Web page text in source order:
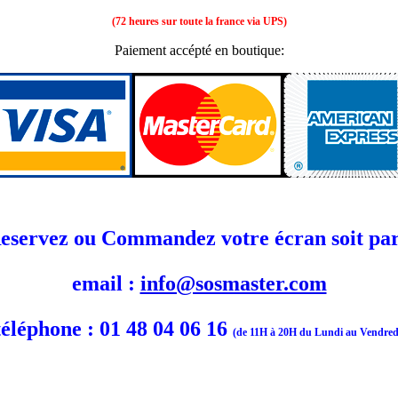
(72 heures sur toute la france via UPS)
Paiement accépté en boutique:
ou Commandez votre écran soit
email : info@sosmaster.com
: 01 48 04 06 16 (de 11H à 20H du Lundi au